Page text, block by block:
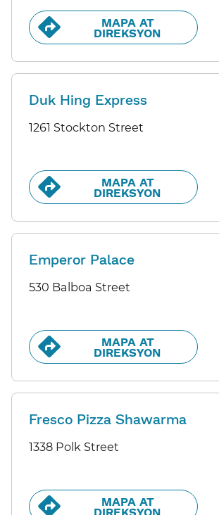
MAPA AT
DIREKSYON​​
Duk Hing Express
1261 Stockton Street
MAPA AT
DIREKSYON​​
Emperor Palace
530 Balboa Street
MAPA AT
DIREKSYON​​
Fresco Pizza Shawarma
1338 Polk Street
MAPA AT
DIREKSYON​​